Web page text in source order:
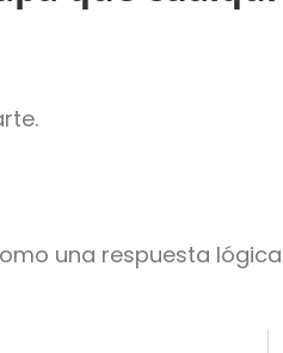
una respuesta